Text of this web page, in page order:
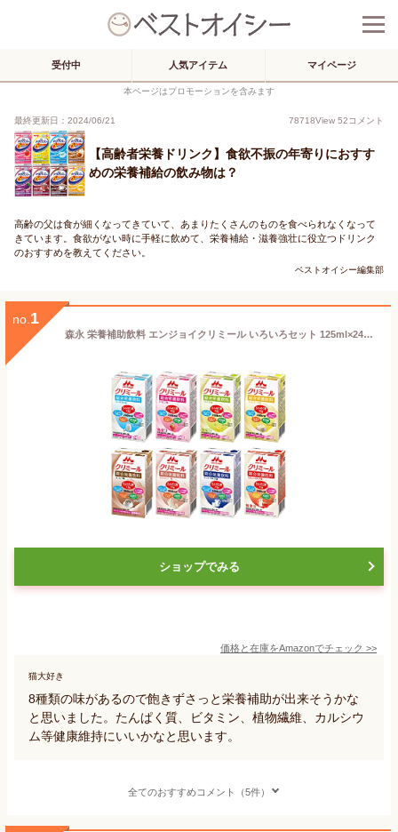
受付中 人気アイテム マイページ
本ページはプロモーションを含みます
最終更新日：2024/06/21 78718View 52コメント
【高齢者栄養ドリンク】食欲不振の年寄りにおすす
めの栄養補給の飲み物は？
高齢の父は食が細くなってきていて、あまりたくさんのものを食べられなくなって
きています。食欲がない時に手軽に飲めて、栄養補給・滋養強壮に役立つドリンク
のおすすめを教えてください。
ベストオイシー編集部
no. 1
森永 栄養補助飲料 エンジョイクリミール いろいろセット 125ml×24本(8種類×3本) 高カロリー エネルギー
ショップでみる
価格と在庫をAmazonでチェック >>
猫大好き
8種類の味があるので飽きずさっと栄養補助が出来そうかな
と思いました。たんぱく質、ビタミン、植物繊維、カルシウ
ム等健康維持にいいかなと思います。
全てのおすすめコメント（5件）